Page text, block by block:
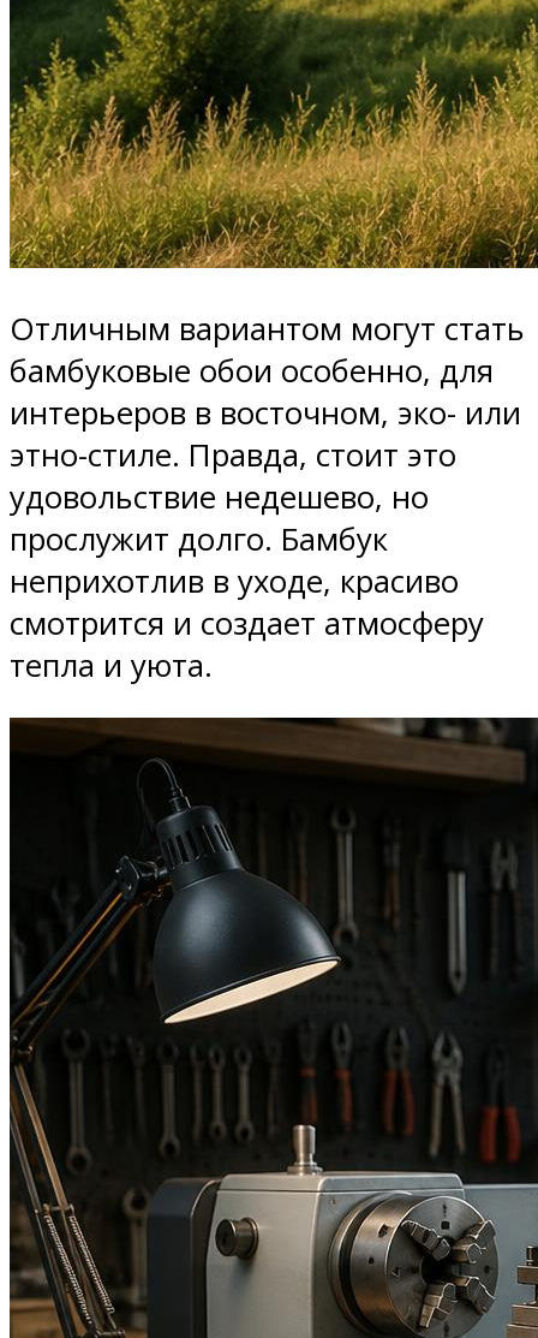
Отличным вариантом могут стать
бамбуковые обои особенно, для
интерьеров в восточном, эко- или
этно-стиле. Правда, стоит это
удовольствие недешево, но
прослужит долго. Бамбук
неприхотлив в уходе, красиво
смотрится и создает атмосферу
тепла и уюта.